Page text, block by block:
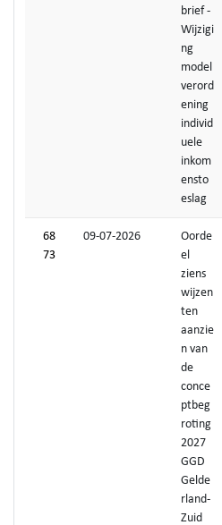
brief -
Wijzigi
ng
model
verord
ening
individ
uele
inkom
ensto
eslag
68
73
09-07-2026
Oorde
el
ziens
wijzen
ten
aanzie
n van
de
conce
ptbeg
roting
2027
GGD
Gelde
rland-
Zuid